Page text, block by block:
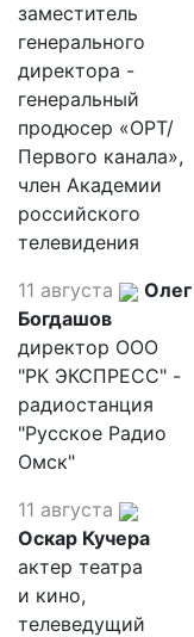
заместитель
генерального
директора -
генеральный
продюсер «ОРТ/
Первого канала»,
член Академии
российского
телевидения
11 августа
Олег
Богдашов
директор ООО
"РК ЭКСПРЕСС" -
радиостанция
"Русское Радио
Омск"
11 августа
Оскар Кучера
актер театра
и кино,
телеведущий